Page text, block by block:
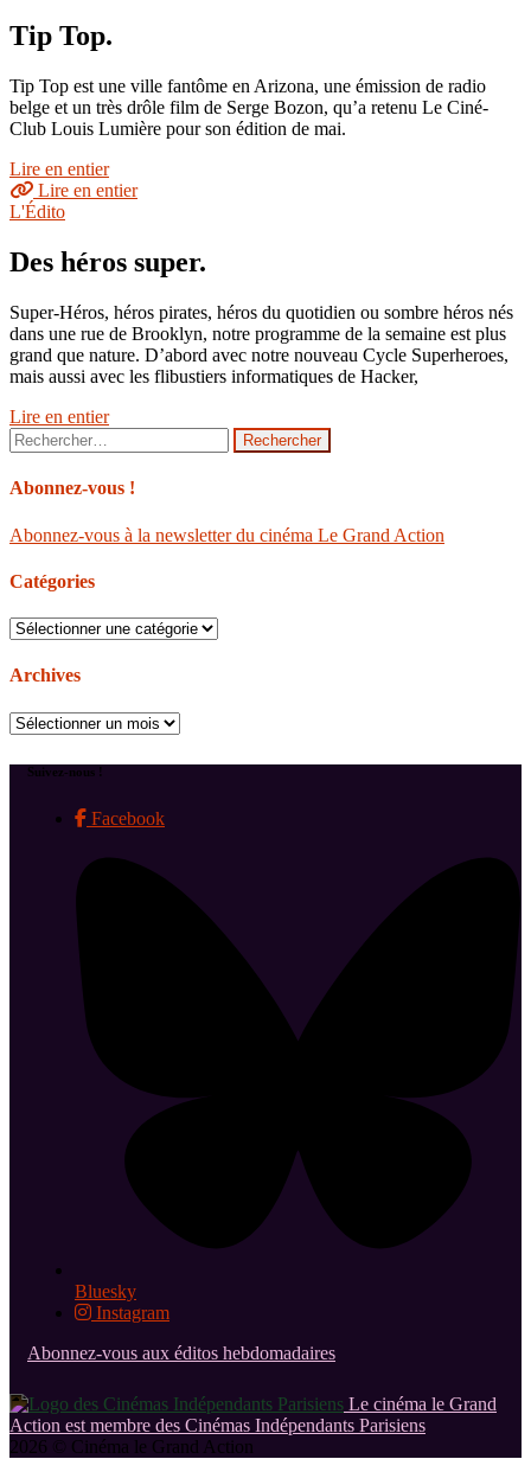
Tip Top.
Tip Top est une ville fantôme en Arizona, une émission de radio
belge et un très drôle film de Serge Bozon, qu’a retenu Le Ciné-
Club Louis Lumière pour son édition de mai.
Lire en entier
Lire en entier
L'Édito
Des héros super.
Super-Héros, héros pirates, héros du quotidien ou sombre héros nés
dans une rue de Brooklyn, notre programme de la semaine est plus
grand que nature. D’abord avec notre nouveau Cycle Superheroes,
mais aussi avec les flibustiers informatiques de Hacker,
Lire en entier
Rechercher :
Abonnez-vous !
Abonnez-vous à la newsletter du cinéma Le Grand Action
Catégories
Catégories
Archives
Archives
Suivez-nous !
Facebook
Bluesky
Instagram
Abonnez-vous aux éditos hebdomadaires
Le cinéma le Grand
Action est membre des Cinémas Indépendants Parisiens
2026 © Cinéma le Grand Action